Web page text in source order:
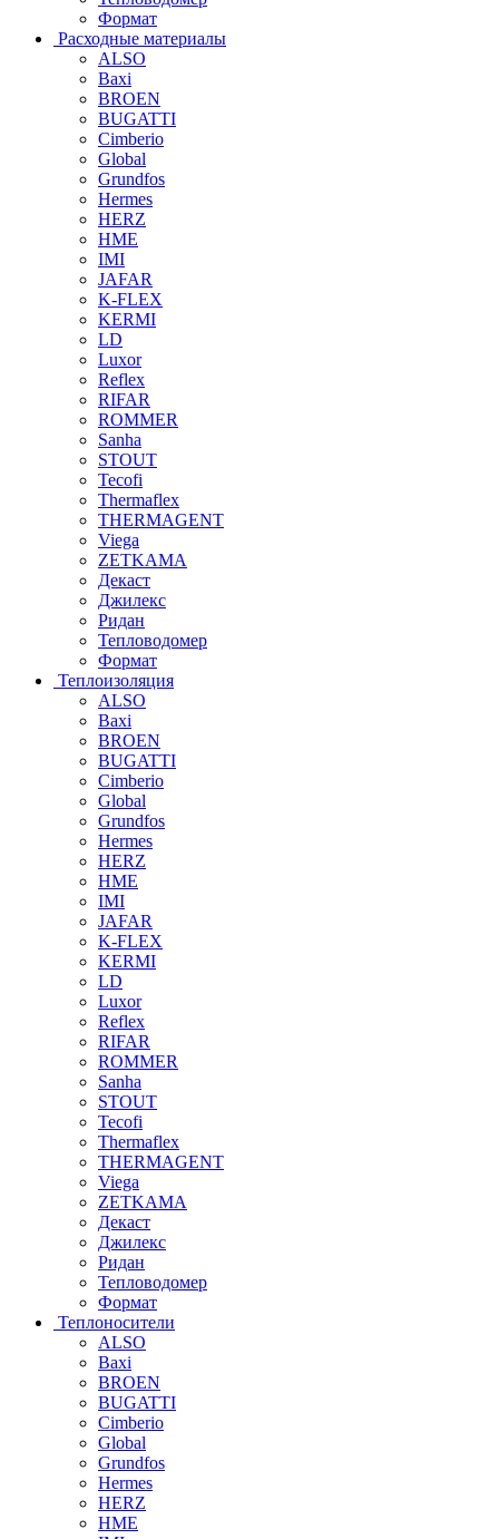
Формат
Расходные материалы
ALSO
Baxi
BROEN
BUGATTI
Cimberio
Global
Grundfos
Hermes
HERZ
HME
IMI
JAFAR
K-FLEX
KERMI
LD
Luxor
Reflex
RIFAR
ROMMER
Sanha
STOUT
Tecofi
Thermaflex
THERMAGENT
Viega
ZETKAMA
Декаст
Джилекс
Ридан
Тепловодомер
Формат
Теплоизоляция
ALSO
Baxi
BROEN
BUGATTI
Cimberio
Global
Grundfos
Hermes
HERZ
HME
IMI
JAFAR
K-FLEX
KERMI
LD
Luxor
Reflex
RIFAR
ROMMER
Sanha
STOUT
Tecofi
Thermaflex
THERMAGENT
Viega
ZETKAMA
Декаст
Джилекс
Ридан
Тепловодомер
Формат
Теплоносители
ALSO
Baxi
BROEN
BUGATTI
Cimberio
Global
Grundfos
Hermes
HERZ
HME